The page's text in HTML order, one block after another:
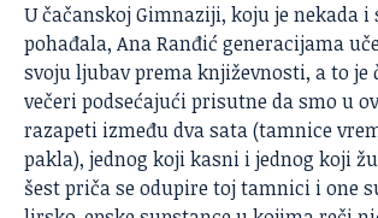
U čačanskoj Gimnaziji, koju je nekada i
pohađala, Ana Ranđić generacijama
svojuljubavprema književnosti, a to
večeri podsećajući prisutne da smo u
razapeti između dva sata (tamnice
pakla), jednog koji kasni i jednog koji
šest priča se odupire toj tamnici i one